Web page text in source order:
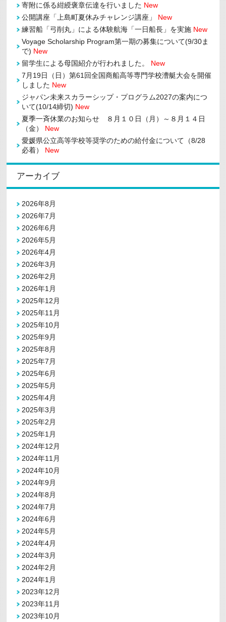
ザ
ン
部
門」
で
秀
賞
（経
産
業
臣
受
寄附に係る紺綬褒章伝達を行いました New
公開講座「上島町夏休みチャレンジ講座」
New
練習船「弓削丸」による体験航海「一日船長」を実施 New
Voyage Scholarship Program第一期の募集について(9/30ま
で) New
留学生による母国紹介が行われました。 New
7月19日（日）第61回全国商船高等専門学校漕艇大会を開催
しました New
ジャパン未来スカラーシップ・プログラム2027の案内につ
いて(10/14締切) New
夏季一斉休業のお知らせ ８月１０日（月）～８月１４日
（金） New
愛媛県公立高等学校等奨学のための給付金について（8/28
必着） New
アーカイブ
2026年8月
2026年7月
2026年6月
2026年5月
2026年4月
2026年3月
2026年2月
2026年1月
2025年12月
2025年11月
2025年10月
2025年9月
2025年8月
2025年7月
2025年6月
2025年5月
2025年4月
2025年3月
2025年2月
2025年1月
2024年12月
2024年11月
2024年10月
2024年9月
2024年8月
2024年7月
2024年6月
2024年5月
2024年4月
2024年3月
2024年2月
2024年1月
2023年12月
2023年11月
2023年10月